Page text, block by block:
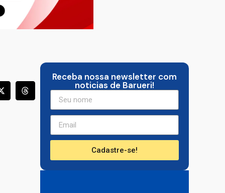
Receba nossa newsletter com
noticias de Barueri!
Cadastre-se!